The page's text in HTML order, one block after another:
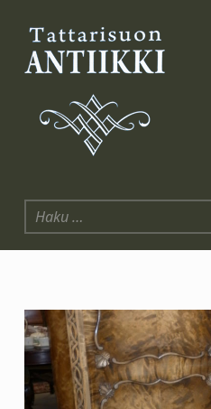
Tattarisuon Antiikki
Haku: